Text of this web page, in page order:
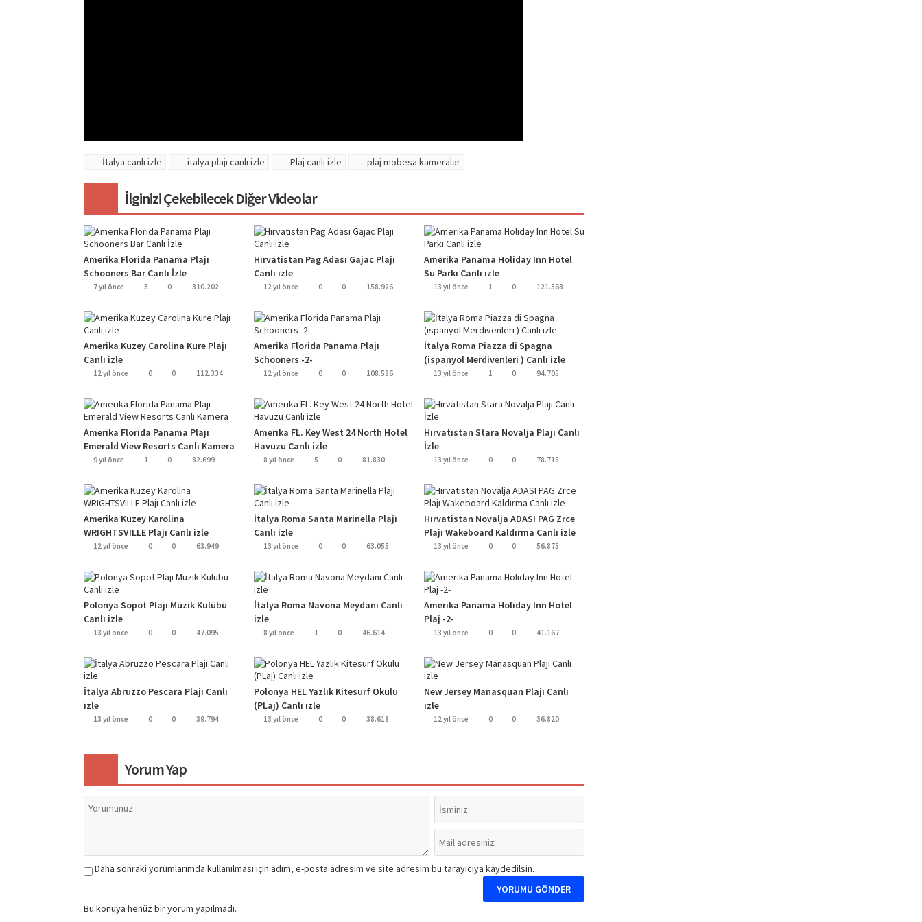
İtalya canlı izle italya plajı canlı izle Plaj canlı izle plaj mobesa kameralar
İlginizi Çekebilecek Diğer Videolar
Amerika Florida Panama Plajı
Schooners Bar Canlı İzle
7 yıl önce 3 0 310.202
Hırvatistan Pag Adası Gajac Plajı
Canlı izle
12 yıl önce 0 0 158.926
Amerika Panama Holiday Inn Hotel
Su Parkı Canlı izle
13 yıl önce 1 0 121.568
Amerika Kuzey Carolina Kure Plajı
Canlı izle
12 yıl önce 0 0 112.334
Amerika Florida Panama Plajı
Schooners -2-
12 yıl önce 0 0 108.586
İtalya Roma Piazza di Spagna
(ispanyol Merdivenleri ) Canlı izle
13 yıl önce 1 0 94.705
Amerika Florida Panama Plajı
Emerald View Resorts Canlı Kamera
9 yıl önce 1 0 82.699
Amerika FL. Key West 24 North Hotel
Havuzu Canlı izle
8 yıl önce 5 0 81.830
Hırvatistan Stara Novalja Plajı Canlı
İzle
13 yıl önce 0 0 78.715
Amerika Kuzey Karolina
WRIGHTSVILLE Plajı Canlı izle
12 yıl önce 0 0 63.949
İtalya Roma Santa Marinella Plajı
Canlı izle
13 yıl önce 0 0 63.055
Hırvatistan Novalja ADASI PAG Zrce
Plajı Wakeboard Kaldırma Canlı izle
13 yıl önce 0 0 56.875
Polonya Sopot Plajı Müzik Kulübü
Canlı izle
13 yıl önce 0 0 47.095
İtalya Roma Navona Meydanı Canlı
izle
8 yıl önce 1 0 46.614
Amerika Panama Holiday Inn Hotel
Plaj -2-
13 yıl önce 0 0 41.167
İtalya Abruzzo Pescara Plajı Canlı
izle
13 yıl önce 0 0 39.794
Polonya HEL Yazlık Kitesurf Okulu
(PLaj) Canlı izle
13 yıl önce 0 0 38.618
New Jersey Manasquan Plajı Canlı
izle
12 yıl önce 0 0 36.820
Yorum Yap
Daha sonraki yorumlarımda kullanılması için adım, e-posta adresim ve site adresim bu tarayıcıya kaydedilsin.
Bu konuya henüz bir yorum yapılmadı.